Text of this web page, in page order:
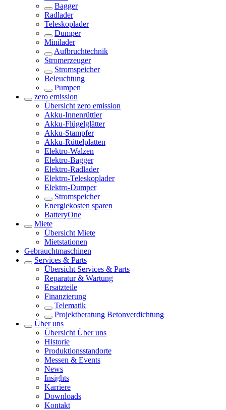
Bagger
Radlader
Teleskoplader
Dumper
Minilader
Aufbruchtechnik
Stromerzeuger
Stromspeicher
Beleuchtung
Pumpen
zero emission
Übersicht zero emission
Akku-Innenrüttler
Akku-Flügelglätter
Akku-Stampfer
Akku-Rüttelplatten
Elektro-Walzen
Elektro-Bagger
Elektro-Radlader
Elektro-Teleskoplader
Elektro-Dumper
Stromspeicher
Energiekosten sparen
BatteryOne
Miete
Übersicht Miete
Mietstationen
Gebrauchtmaschinen
Services & Parts
Übersicht Services & Parts
Reparatur & Wartung
Ersatzteile
Finanzierung
Telematik
Projektberatung Betonverdichtung
Über uns
Übersicht Über uns
Historie
Produktionsstandorte
Messen & Events
News
Insights
Karriere
Downloads
Kontakt